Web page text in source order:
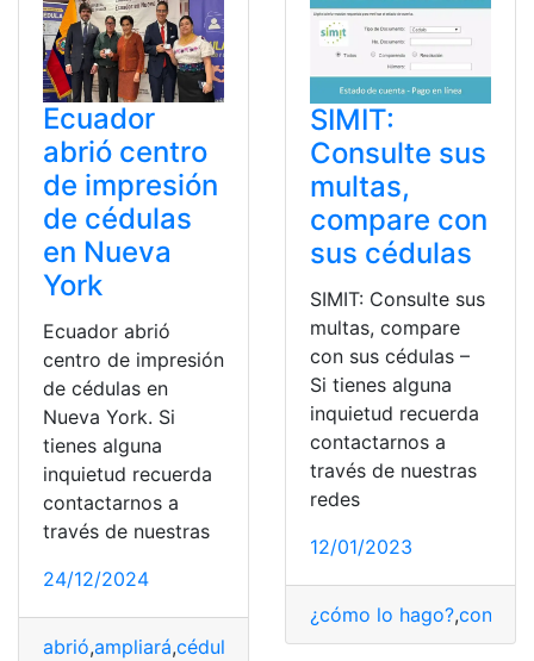
Ecuador
abrió centro
de impresión
de cédulas
en Nueva
York
Ecuador abrió
centro de impresión
de cédulas en
Nueva York. Si
tienes alguna
inquietud recuerda
contactarnos a
través de nuestras
24/12/2024
abrió,ampliará,cédulas Centro,Ecuador,impresión,
SIMIT:
Consulte sus
multas,
compare con
sus cédulas
SIMIT: Consulte sus
multas, compare
con sus cédulas –
Si tienes alguna
inquietud recuerda
contactarnos a
través de nuestras
redes
12/01/2023
¿cómo lo hago?,